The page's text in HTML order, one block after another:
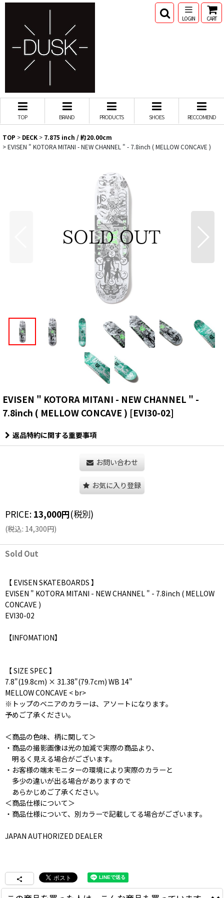
LOGIN CART
TOP BRAND PRODUCTS SHOES RECCOMEND
TOP > DECK > 7.875 inch / 約20.00cm
>EVISEN " KOTORA MITANI - NEW CHANNEL " - 7.8inch ( MELLOW CONCAVE )
EVISEN " KOTORA MITANI - NEW CHANNEL " -
7.8inch ( MELLOW CONCAVE ) [EVI30-02]
返品特約に関する重要事項
お問い合わせ
お気に入り登録
PRICE: 13,000円(税別)
(税込: 14,300円)
Sold Out
【 EVISEN SKATEBOARDS 】
EVISEN " KOTORA MITANI - NEW CHANNEL " - 7.8inch ( MELLOW
CONCAVE )
EVI30-02
【INFOMATION】
【 SIZE SPEC 】
7.8"(19.8cm) × 31.38"(79.7cm) WB 14"
MELLOW CONCAVE < br>
※トップのベニアのカラーは、アソートになります。
予めご了承ください。
＜商品の色味、柄に関して＞
・商品の撮影画像は光の加減で実際の商品より、
明るく見える場合がございます。
・お客様の端末モニターの環境により実際のカラーと
多少の違いが出る場合がありますので
あらかじめご了承ください。
＜商品仕様について＞
・商品仕様について、別カラーで記載してる場合がございます。
JAPAN AUTHORIZED DEALER